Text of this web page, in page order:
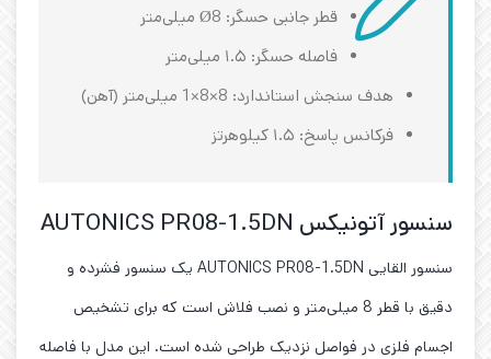
قطر جانبی حسگر: Ø8 میلی‌متر
فاصله حسگر: ۱.۵ میلی‌متر
هدف سنجش استاندارد: 8×8×1 میلی‌متر (آهن)
فرکانس پاسخ: ۱.۵ کیلوهرتز
سنسور آتونیکس AUTONICS PR08-1.5DN
سنسور القایی AUTONICS PR08-1.5DN یک سنسور فشرده و
دقیق با قطر 8 میلی‌متر و نصب فلاش است که برای تشخیص
اجسام فلزی در فواصل نزدیک طراحی شده است. این مدل با فاصله